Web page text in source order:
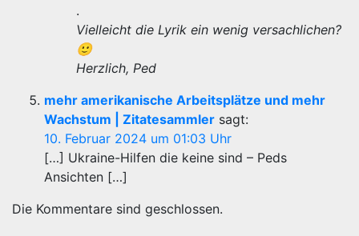
.
Vielleicht die Lyrik ein wenig versachlichen?
🙂
Herzlich, Ped
mehr amerikanische Arbeitsplätze und mehr
Wachstum | Zitatesammler sagt:
10. Februar 2024 um 01:03 Uhr
[…] Ukraine-Hilfen die keine sind – Peds
Ansichten […]
Die Kommentare sind geschlossen.